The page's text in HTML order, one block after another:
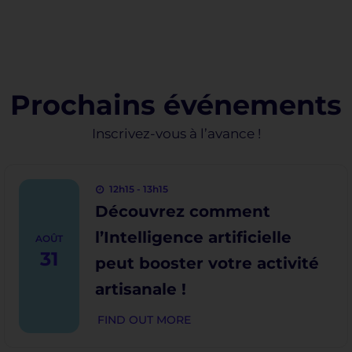
Prochains événements
Inscrivez-vous à l’avance !
AOÛT
31
12h15 - 13h15
Découvrez comment
l’Intelligence artificielle
peut booster votre activité
artisanale !
FIND OUT MORE